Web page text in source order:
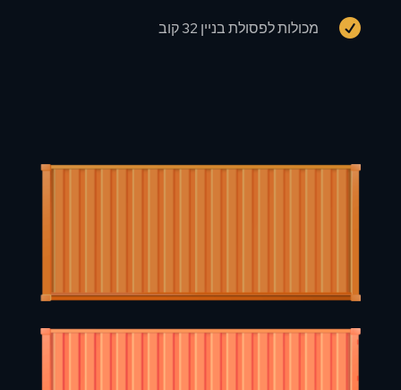
 מכולות לפסולת בניין 32 קוב